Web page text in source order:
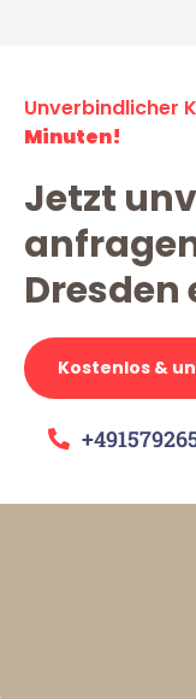
Unverbindlicher
Minuten!
Jetzt
Kostenlos &